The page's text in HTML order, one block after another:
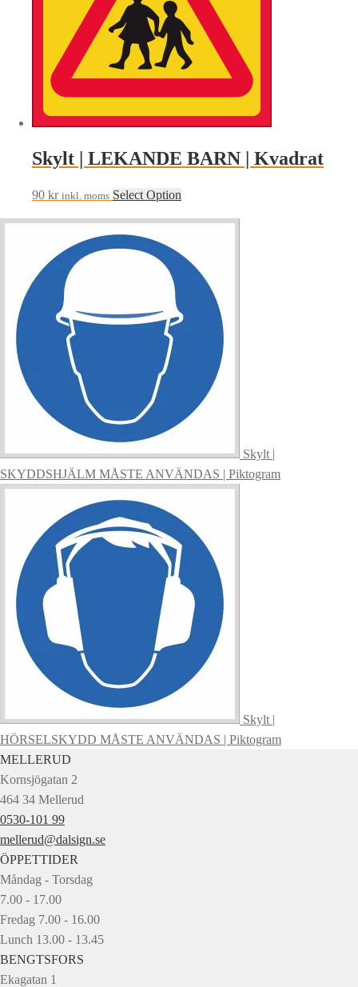
Skylt | LEKANDE BARN | Kvadrat
90 kr inkl. moms Select Option
Skylt |
SKYDDSHJÄLM MÅSTE ANVÄNDAS | Piktogram
Skylt |
HÖRSELSKYDD MÅSTE ANVÄNDAS | Piktogram
MELLERUD
Kornsjögatan 2
464 34 Mellerud
0530-101 99
mellerud@dalsign.se
ÖPPETTIDER
Måndag - Torsdag
7.00 - 17.00
Fredag 7.00 - 16.00
Lunch 13.00 - 13.45
BENGTSFORS
Ekagatan 1